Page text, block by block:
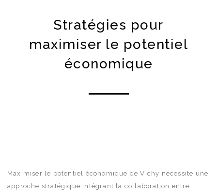
Stratégies pour
maximiser le potentiel
économique
Maximiser le potentiel économique de Vichy nécessite une
approche stratégique intégrant la collaboration entre